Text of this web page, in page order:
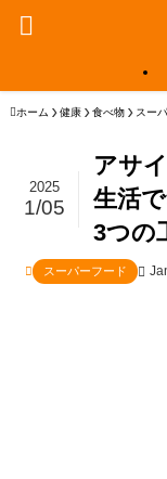
ホーム 健康 食べ物 スー
アサ
生活
3つの
2025
1/05
スーパーフード